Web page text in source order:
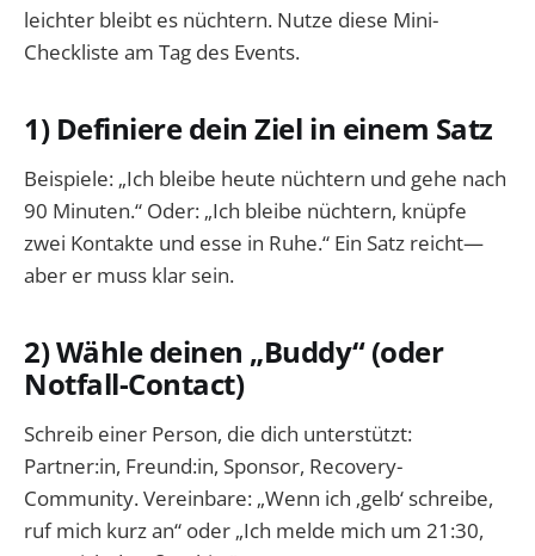
leichter bleibt es nüchtern. Nutze diese Mini-
Checkliste am Tag des Events.
1) Definiere dein Ziel in einem Satz
Beispiele: „Ich bleibe heute nüchtern und gehe nach
90 Minuten.“ Oder: „Ich bleibe nüchtern, knüpfe
zwei Kontakte und esse in Ruhe.“ Ein Satz reicht—
aber er muss klar sein.
2) Wähle deinen „Buddy“ (oder
Notfall-Contact)
Schreib einer Person, die dich unterstützt:
Partner:in, Freund:in, Sponsor, Recovery-
Community. Vereinbare: „Wenn ich ‚gelb‘ schreibe,
ruf mich kurz an“ oder „Ich melde mich um 21:30,